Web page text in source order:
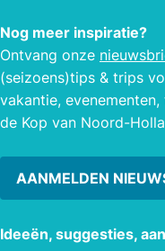
Nog meer inspiratie?
Ontvang onze
(seizoens)tips & trips
vakantie,
de Kop van Noord-
AANMELDEN
Ideeën, suggesties,